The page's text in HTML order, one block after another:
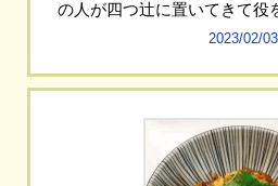
の人が四つ辻に置いてきて役
2023/02/03